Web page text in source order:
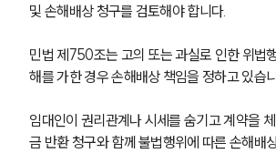
및 손해배상 청구를 검토해야 합니다.
민법 제750조는 고의 또는 과실로 인한 위법
해를 가한 경우 손해배상 책임을 정하고 있습
임대인이 권리관계나 시세를 숨기고 계약을
금 반환 청구와 함께 불법행위에 따른 손해배